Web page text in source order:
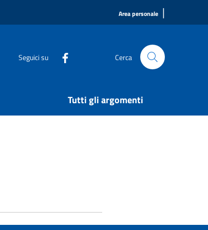
Area personale |
Seguici su Cerca
Tutti gli argomenti